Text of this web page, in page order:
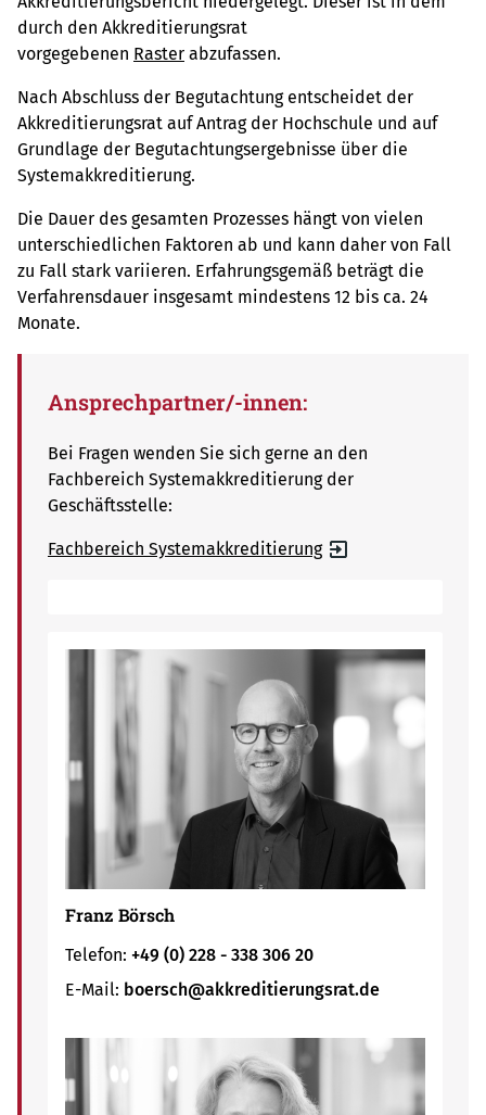
durch den Akkreditierungsrat
vorgegebenen Raster abzufassen.
Nach Abschluss der Begutachtung entscheidet der
Akkreditierungsrat auf Antrag der Hochschule und auf
Grundlage der Begutachtungsergebnisse über die
Systemakkreditierung.
Die Dauer des gesamten Prozesses hängt von vielen
unterschiedlichen Faktoren ab und kann daher von Fall
zu Fall stark variieren. Erfahrungsgemäß beträgt die
Verfahrensdauer insgesamt mindestens 12 bis ca. 24
Monate.
Ansprechpartner/-innen:
Bei Fragen wenden Sie sich gerne an den
Fachbereich Systemakkreditierung der
Geschäftsstelle:
Fachbereich Systemakkreditierung
Franz Börsch
Telefon: +49 (0) 228 - 338 306 20
E-Mail: boersch@akkreditierungsrat.de